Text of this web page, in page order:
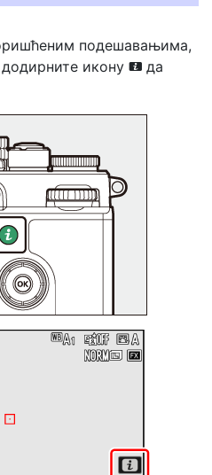
подешавањима,
икону i да